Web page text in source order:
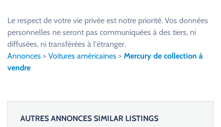
e
s
Le respect de votre vie privée est notre priorité. Vos données
personnelles ne seront pas communiquées à des tiers, ni
diffusées, ni transférées à l'étranger.
Annonces > Voitures américaines > Mercury de collection à
vendre
AUTRES ANNONCES SIMILAR LISTINGS